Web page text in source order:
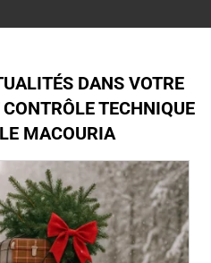
DANS VOTRE
TECHNIQUE
MACOURIA